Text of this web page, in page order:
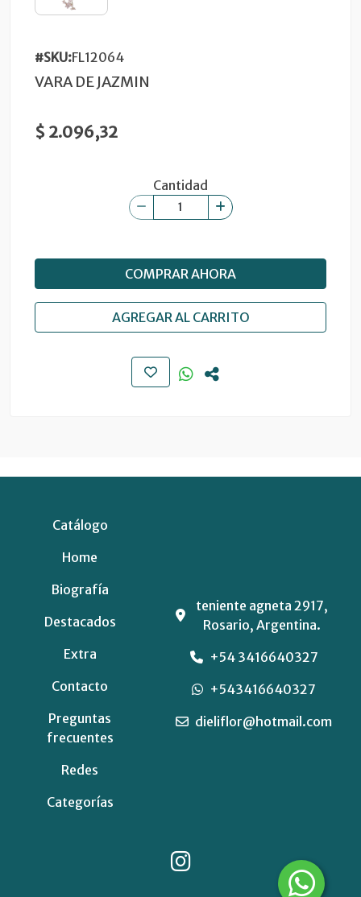
#SKU:FL12064
VARA DE JAZMIN
$ 2.096,32
Cantidad
COMPRAR AHORA
AGREGAR AL CARRITO
Catálogo
Home
Biografía
Destacados
Extra
Contacto
Preguntas
frecuentes
Redes
Categorías
teniente agneta 2917,
Rosario, Argentina.
+54 3416640327
+543416640327
dieliflor@hotmail.com